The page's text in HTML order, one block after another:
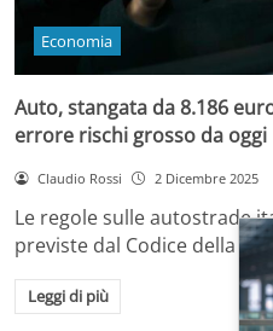
Economia
Auto, stangata da 8.186
errore rischi grosso da oggi
Claudio Rossi 2 Dicembre 2025
Le regole sulle autostrade
previste dal Codice della
Leggi di più